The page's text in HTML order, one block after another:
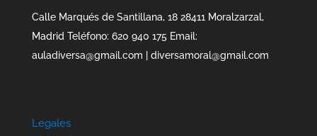
Calle Marqués de Santillana, 18 28411 Moralzarzal,
Madrid Teléfono: 620 940 175 Email:
auladiversa@gmail.com | diversamoral@gmail.com
Legales